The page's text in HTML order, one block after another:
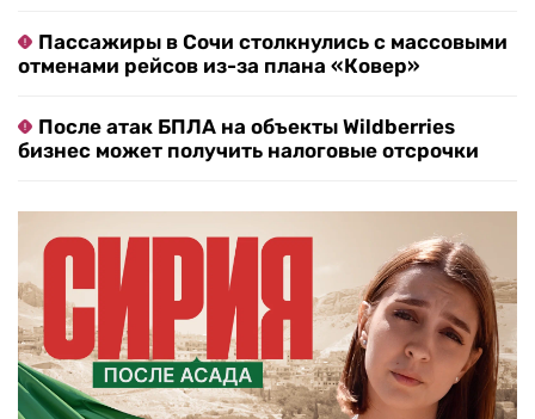
Пассажиры в Сочи столкнулись с массовыми
отменами рейсов из-за плана «Ковер»
После атак БПЛА на объекты Wildberries
бизнес может получить налоговые отсрочки